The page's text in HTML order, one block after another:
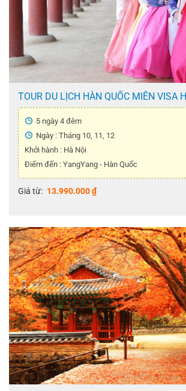
TOUR DU LỊCH HÀN QUỐC MIỄN VISA
YANGYANG 5N4Đ
5 ngày 4 đêm
Ngày : Tháng 10, 11, 12
Khởi hành : Hà Nội
Điểm đến : YangYang - Hàn Quốc
Giá từ: 13.990.000₫